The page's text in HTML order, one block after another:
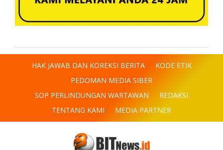
HAK JAWAB DAN KOREKSI BERITA
KODE ETIK
PEDOMAN MEDIA SIBER
SOP PERLINDUNGAN WARTAWAN
REDAKSI
TENTANG KAMI
MEDIA PARTNER